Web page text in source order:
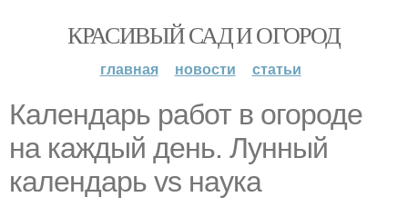
КРАСИВЫЙ САД И ОГОРОД
главная новости статьи
Календарь работ в огороде
на каждый день. Лунный
календарь vs наука